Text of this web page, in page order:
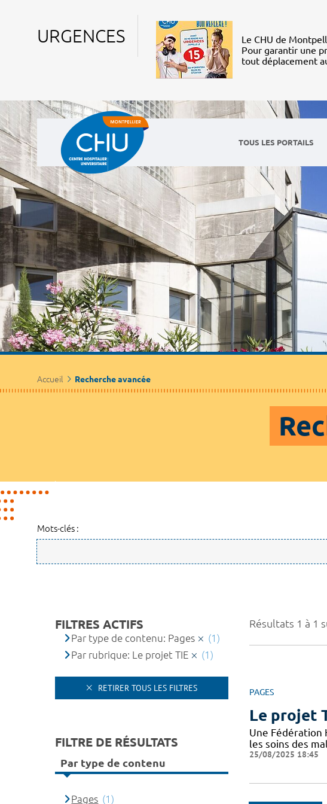
URGENCES
Le CHU de
Pour garantir une
tout déplacement
TOUS LES PORTAILS
Accueil Recherche avancée
Mots-clés :
Résultats 1 à 1
PAGES
Le projet
Une Fédération
les soins des
25/08/2025 18:45
FILTRES ACTIFS
Par type de contenu: Pages
(1)
Par rubrique: Le projet TIE
(1)
RETIRER TOUS LES FILTRES
FILTRE DE RÉSULTATS
Par type de contenu
Pages (1)